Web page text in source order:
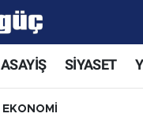
ASAYİŞ SİYASET
EKONOMİ